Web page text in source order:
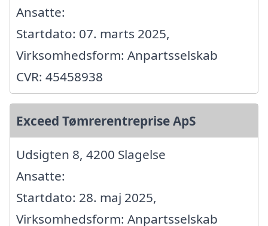
Ansatte:
Startdato: 07. marts 2025,
Virksomhedsform: Anpartsselskab
CVR: 45458938
Exceed Tømrerentreprise ApS
Udsigten 8, 4200 Slagelse
Ansatte:
Startdato: 28. maj 2025,
Virksomhedsform: Anpartsselskab